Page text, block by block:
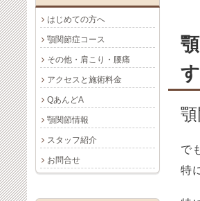
す
で
特
はじめての方へ
顎関節症コース
その他・肩こり・腰痛
アクセスと施術料金
QあんどA
顎関節情報
スタッフ紹介
お問合せ